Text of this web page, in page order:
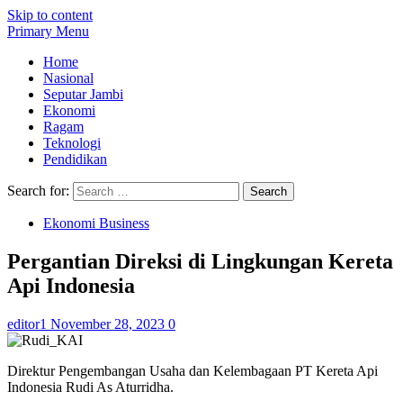
Skip to content
Primary Menu
Home
Nasional
Seputar Jambi
Ekonomi
Ragam
Teknologi
Pendidikan
Search for:
Ekonomi Business
Pergantian Direksi di Lingkungan Kereta
Api Indonesia
editor1 November 28, 2023 0
Direktur Pengembangan Usaha dan Kelembagaan PT Kereta Api
Indonesia Rudi As Aturridha.